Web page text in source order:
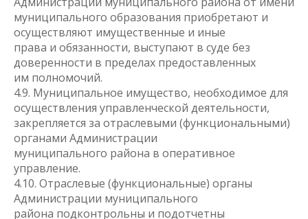
муниципального образования приобретают и
осуществляют имущественные и иные
права и обязанности, выступают в суде без
доверенности в пределах предоставленных
им полномочий.
4.9. Муниципальное имущество, необходимое для
осуществления управленческой деятельности,
закрепляется за отраслевыми (функциональными)
органами Администрации
муниципального района в оперативное
управление.
4.10. Отраслевые (функциональные) органы
Администрации муниципального
района подконтрольны и подотчетны